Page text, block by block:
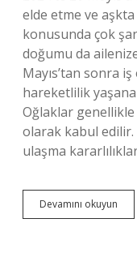
elde etme ve
konusunda çok
doğumu da
Mayıs’tan sonra
hareketlilik
Oğlaklar genellikle
olarak kabul
ulaşma
Devamını okuyun
Burcu